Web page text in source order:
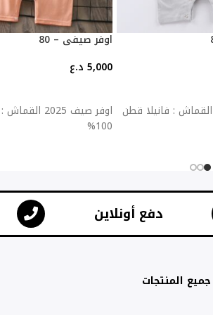
اوفر صيف 2025 القماش : فانيلا قطن
اوفر صيفي – 80
5,000 د.ع
اوفر صيف 2025
100%
دفع أونلاين
جميع المنتجات